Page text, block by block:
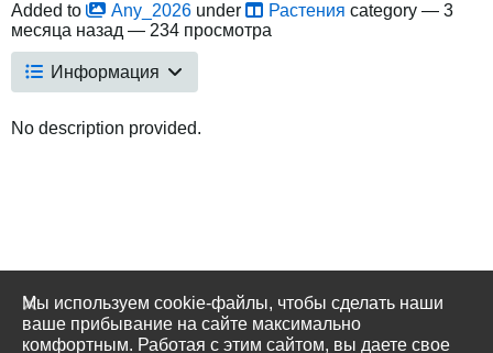
Added to
Any_2026 under Растения category — 3
месяца назад — 234 просмотра
Информация
No description provided.
Мы используем cookie-файлы, чтобы сделать наши
ваше прибывание на сайте максимально
комфортным. Работая с этим сайтом, вы даете свое